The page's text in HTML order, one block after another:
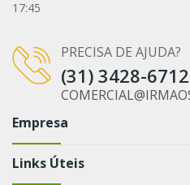
17:45
PRECISA DE AJUDA?
(31) 3428-
Empresa
Links Úteis